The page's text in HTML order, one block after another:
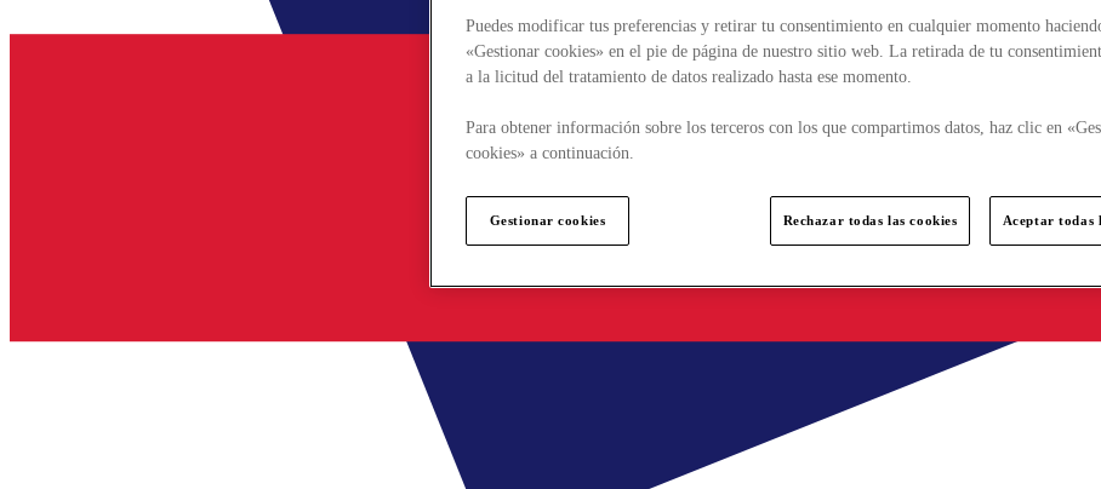
Puedes modificar tus preferencias y retirar tu consentimiento en cualquier momento
«Gestionar cookies» en el pie de página de nuestro sitio web. La retirada de tu
a la licitud del tratamiento de datos realizado hasta ese momento.
Para obtener información sobre los terceros con los que compartimos datos, haz clic en
cookies» a continuación.
Gestionar cookies Rechazar todas las cookies Aceptar todas